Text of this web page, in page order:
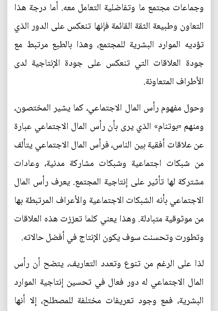
وجماعات مجتمع ما وتفاضلية التعامل معه. أما درجة هذا
التعاون وطبيعة الثقة القائمة فإنها تنعكس على الدور الذي
تؤديه الموارد البشرية للمجتمع، وهذا بالطبع مرتبط مع
جودة العلاقات التي تنعكس على جودة الإنتاجية لدى
الأطراف المتعاونة.
وحول مفهوم رأس المال الاجتماعي، كما يشير المختصون،
ومنهم «بوتنام» الذي يرى بأن رأس المال الاجتماعي عبارة
عن علاقات أفقية بين الناس، فرأس المال الاجتماعي يتألف
من شبكات اجتماعية وشبكات مشاركة مدنية، وعادات
مشتركة لها تأثير على إنتاجية المجتمع. يعرف رأس المال
الاجتماعي بأنه الشبكات الاجتماعية والأعراف المرتبطة بها
من موثوقية متبادلة. وهذا يعني كلما تعززت هذه العلاقات
وتطورت وتحسنت سوف يكون الإنتاج في أفضل حالاته.
لذا على الرغم من تنوع وتعدد التعاريف، يتضح أن رأس
المال الاجتماعي له دور فعال في تحسين إنتاجية الموارد
البشرية، فمع وجود تعريفات مختلفة للمصطلح، إلا أنها